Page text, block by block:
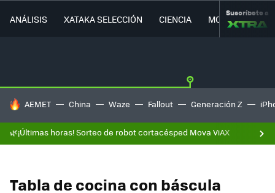
ANÁLISIS XATAKA SELECCIÓN CIENCIA MOVILIDAD
Suscríbete a
HOY SE HABLA DE
AEMET China Waze Fallout Generación Z
🌿¡Últimas horas! Sorteo de robot cortacésped Mova ViAX
Tabla de cocina con báscula